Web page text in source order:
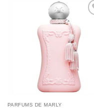
PARFUMS DE MARLY